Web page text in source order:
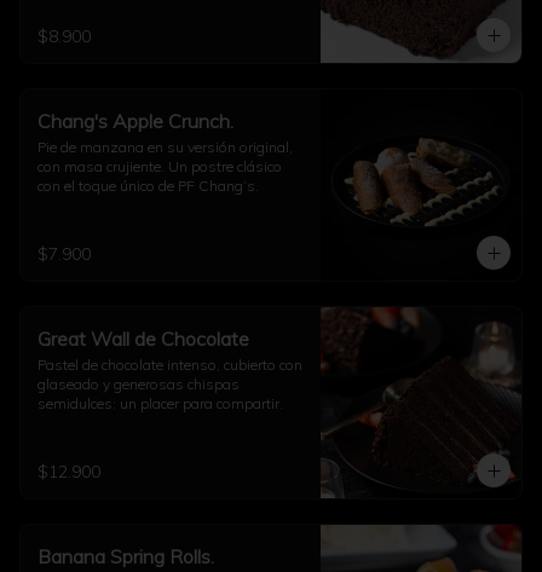
$8.900
Chang's Apple Crunch.
Pie de manzana en su versión original,
con masa crujiente. Un postre clásico
con el toque único de PF Chang’s.
$7.900
Great Wall de Chocolate
Pastel de chocolate intenso, cubierto con
glaseado y generosas chispas
semidulces: un placer para compartir.
$12.900
Banana Spring Rolls.